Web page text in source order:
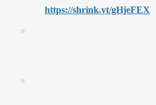
https://shrink.yt/gHjeFEX